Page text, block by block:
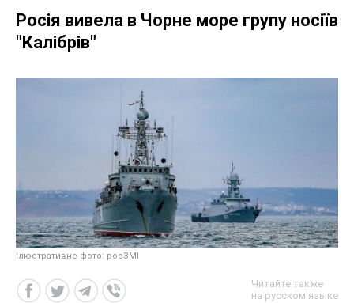
Росія вивела в Чорне море групу носіїв
"Калібрів"
ілюстративне фото: росЗМІ
Читайте также
на русском языке